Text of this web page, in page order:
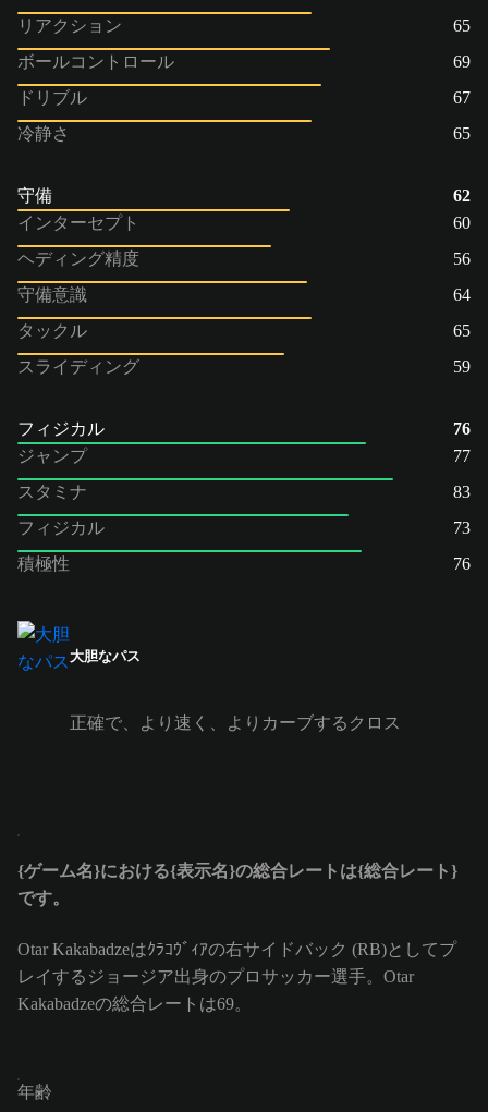
リアクション
65
ボールコントロール
69
ドリブル
67
冷静さ
65
守備
62
インターセプト
60
ヘディング精度
56
守備意識
64
タックル
65
スライディング
59
フィジカル
76
ジャンプ
77
スタミナ
83
フィジカル
73
積極性
76
大胆なパス
正確で、より速く、よりカーブするクロス
{ゲーム名}における{表示名}の総合レートは{総合レート}
です。
Otar Kakabadzeはｸﾗｺｳﾞｨｱの右サイドバック (RB)としてプ
レイするジョージア出身のプロサッカー選手。Otar
Kakabadzeの総合レートは69。
年齢